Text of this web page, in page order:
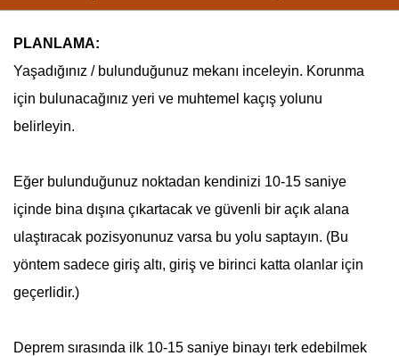
PLANLAMA:
Yaşadığınız / bulunduğunuz mekanı inceleyin. Korunma
için bulunacağınız yeri ve muhtemel kaçış yolunu
belirleyin.
Eğer bulunduğunuz noktadan kendinizi 10-15 saniye
içinde bina dışına çıkartacak ve güvenli bir açık alana
ulaştıracak pozisyonunuz varsa bu yolu saptayın. (Bu
yöntem sadece giriş altı, giriş ve birinci katta olanlar için
geçerlidir.)
Depremsırasında ilk 10-15 saniye binayı terk edebilmek